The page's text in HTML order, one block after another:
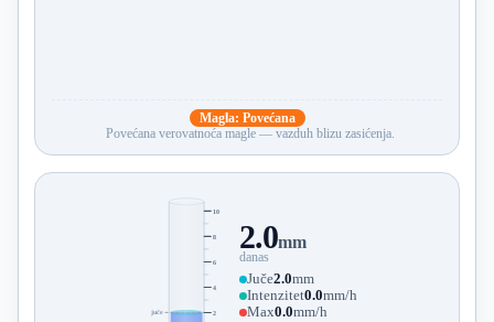
Magla: Povećana
Povećana verovatnoća magle — vazduh blizu zasićenja.
2
4
6
8
10
juče
2.0mm
danas
Juče2.0mm
Intenzitet0.0mm/h
Max0.0mm/h